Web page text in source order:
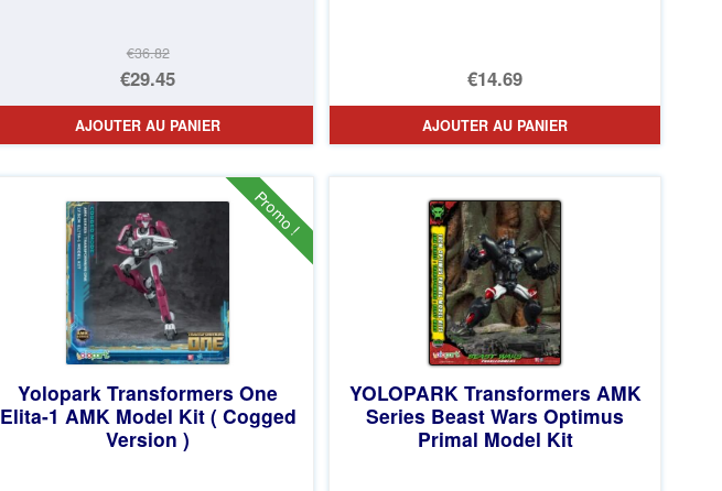
€36.82
Le
prix
initial
€36.82.
€29.45
Le
prix
est :
€29.45.
AJOUTER AU PANIER
€14.69
AJOUTER AU PANIER
Promo !
Yolopark Transformers One
Elita-1 AMK Model Kit ( Cogged
Version )
YOLOPARK Transformers AMK
Series Beast Wars Optimus
Primal Model Kit